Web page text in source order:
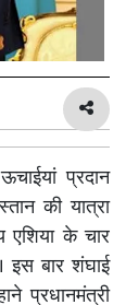
प्रदान
की यात्रा
एशिया के चार
इस बार शंघाई
प्रधानमंत्री